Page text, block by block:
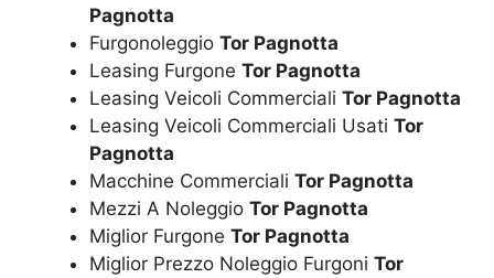
Pagnotta
Furgonoleggio Tor Pagnotta
Leasing Furgone Tor Pagnotta
Leasing Veicoli Commerciali Tor Pagnotta
Leasing Veicoli Commerciali Usati Tor
Pagnotta
Macchine Commerciali Tor Pagnotta
Mezzi A Noleggio Tor Pagnotta
Miglior Furgone Tor Pagnotta
Miglior Prezzo Noleggio Furgoni Tor